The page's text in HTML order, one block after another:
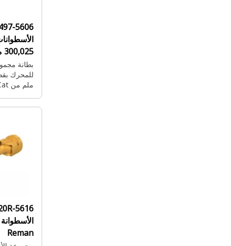
5606:
300,025 ملم
بطانة
ملم من Cat®
20R-5616:
Reman